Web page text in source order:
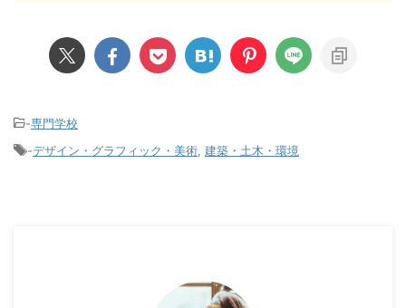
-専門学校
-デザイン・グラフィック・美術 建築・土木・環境